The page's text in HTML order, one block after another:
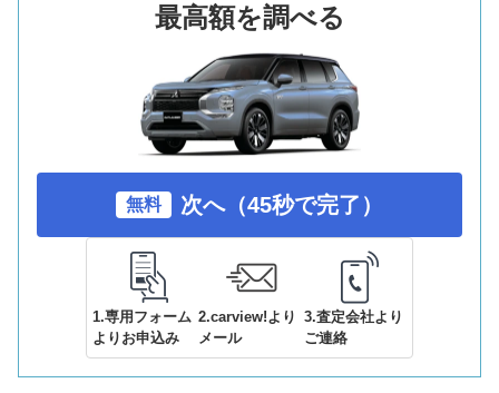
最高額を調べる
無料 次へ（45秒で完了）
1.専用フォーム
よりお申込み
2.carview!より
メール
3.査定会社より
ご連絡